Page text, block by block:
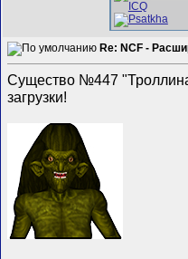
Re: NCF -
Существо №447
загрузки!